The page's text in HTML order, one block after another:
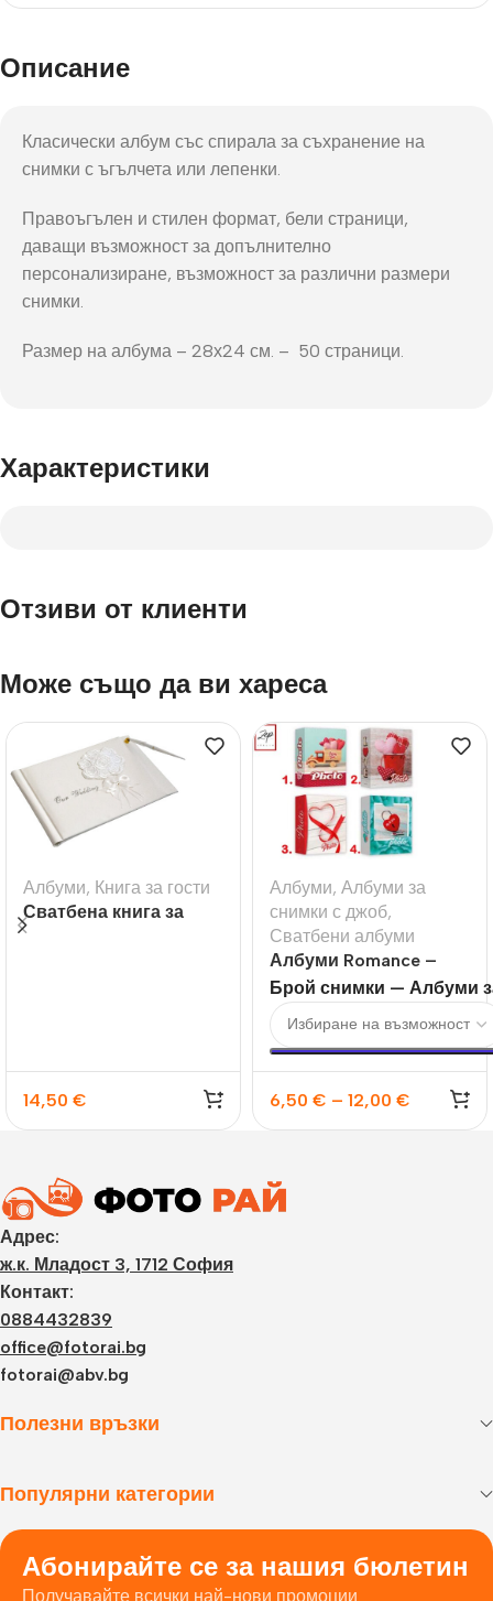
Описание
Класически албум със спирала за съхранение на
снимки с ъгълчета или лепенки.
Правоъгълен и стилен формат, бели страници,
даващи възможност за допълнително
персонализиране, възможност за различни размери
снимки.
Размер на албума – 28х24 см. – 50 страници.
Характеристики
Отзиви от клиенти
Може също да ви хареса
Албуми, Книга за гости
Сватбена книга за
гости с букет рози
14,50 €
Албуми, Албуми за
снимки с джоб,
Сватбени албуми
Албуми Romance –
10х15 100бр и 200бр
Брой снимки — Албуми
6,50 € – 12,00 €
Адрес:
ж.к. Младост 3, 1712 София
Контакт:
0884432839
office@fotorai.bg
fotorai@abv.bg
Полезни връзки
Популярни категории
Абонирайте се за нашия бюлетин
Получавайте всички най-нови промоции.